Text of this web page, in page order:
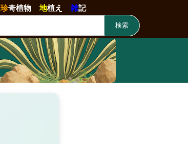
珍奇植物 地植え 雑記
検索